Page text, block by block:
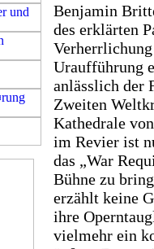
Benjamin
des erklärten
Uraufführung
anlässlich der
Zweiten
Kathedrale
im Revier ist
das „War
Bühne zu
erzählt keine
ihre
vielmehr ein